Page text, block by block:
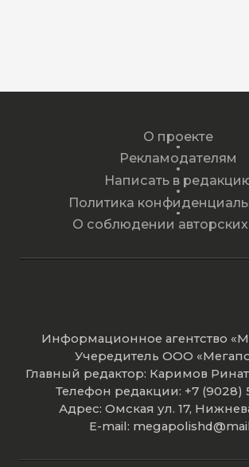
О проекте
Рекламодателям
Написать в
Политика
О соблюдении
Информационное агентство
Учередитель ООО
Главный редактор: Каримов
Телефон редакции: +7 (9028)
Адрес: Омская ул. 17,
E-mail: